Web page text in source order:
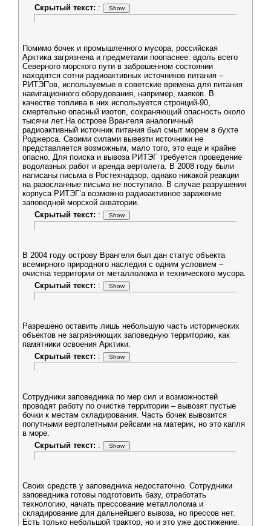
Скрытый текст: :
Помимо бочек и промышленного мусора, российская
Арктика загрязнена и предметами поопаснее: вдоль всего
Северного морского пути в заброшенном состоянии
находятся сотни радиоактивных источников питания –
РИТЭГ'ов, используемые в советские времена для питания
навигационного оборудования, например, маяков. В
качестве топлива в них используется стронций-90,
смертельно опасный изотоп, сохраняющий опасность около
тысячи лет.На острове Врангеля аналогичный
радиоактивный источник питания был смыт морем в бухте
Роджерса. Своими силами вывезти источники не
представляется возможным, мало того, это еще и крайне
опасно. Для поиска и вывоза РИТЭГ требуется проведение
водолазных работ и аренда вертолета. В 2008 году были
написаны письма в Ростехнадзор, однако никакой реакции
на разосланные письма не поступило. В случае разрушения
корпуса РИТЭГ’а возможно радиоактивное заражение
заповедной морской акватории.
Скрытый текст: :
В 2004 году острову Врангеля был дан статус объекта
всемирного природного наследия с одним условием –
очистка территории от металлолома и технического мусора.
Скрытый текст: :
Разрешено оставить лишь небольшую часть исторических
объектов не загрязняющих заповедную территорию, как
памятники освоения Арктики.
Скрытый текст: :
Сотрудники заповедника по мер сил и возможностей
проводят работу по очистке территории – вывозят пустые
бочки к местам складирования. Часть бочек вывозится
попутными вертолетными рейсами на материк, но это капля
в море.
Скрытый текст: :
Своих средств у заповедника недостаточно. Сотрудники
заповедника готовы подготовить базу, отработать
технологию, начать прессование металлолома и
складирование для дальнейшего вывоза, но прессов нет.
Есть только небольшой трактор, но и это уже достижение.